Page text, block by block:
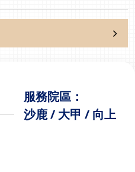
服務院區：
沙鹿 / 大甲 / 向上